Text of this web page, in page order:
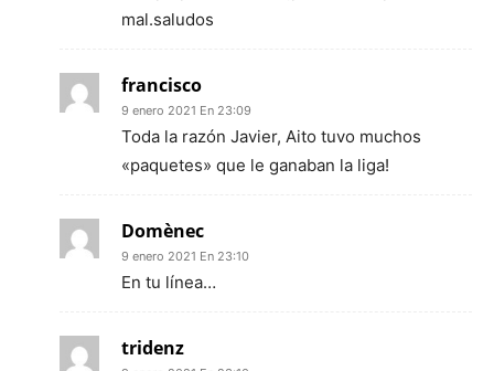
mal.saludos
francisco
9 enero 2021 En 23:09
Toda la razón Javier, Aito tuvo muchos
«paquetes» que le ganaban la liga!
Domènec
9 enero 2021 En 23:10
En tu línea…
tridenz